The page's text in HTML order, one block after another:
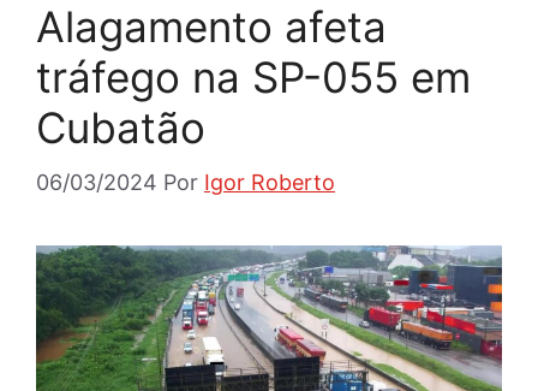
Alagamento afeta
tráfego na SP-055 em
Cubatão
06/03/2024 Por Igor Roberto